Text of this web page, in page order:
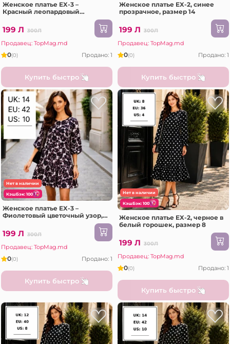
Женское платье EX-3 –
Красный леопардовый
199 Л 300Л
Продавец: TopMag.md
0(0) Продано: 1
Купить быстро
Женское платье EX-2, синее
прозрачное, размер 14
199 Л 300Л
Продавец: TopMag.md
0(0) Продано: 1
Купить быстро
Нет в наличии
КэшБэк: 100
Женское платье EX-3 –
Фиолетовый цветочный узор,
199 Л 300Л
Продавец: TopMag.md
0(0) Продано: 1
Купить быстро
Нет в наличии
КэшБэк: 100
Женское платье EX-2, черное в
белый горошек, размер 8
199 Л 300Л
Продавец: TopMag.md
0(0) Продано: 1
Купить быстро